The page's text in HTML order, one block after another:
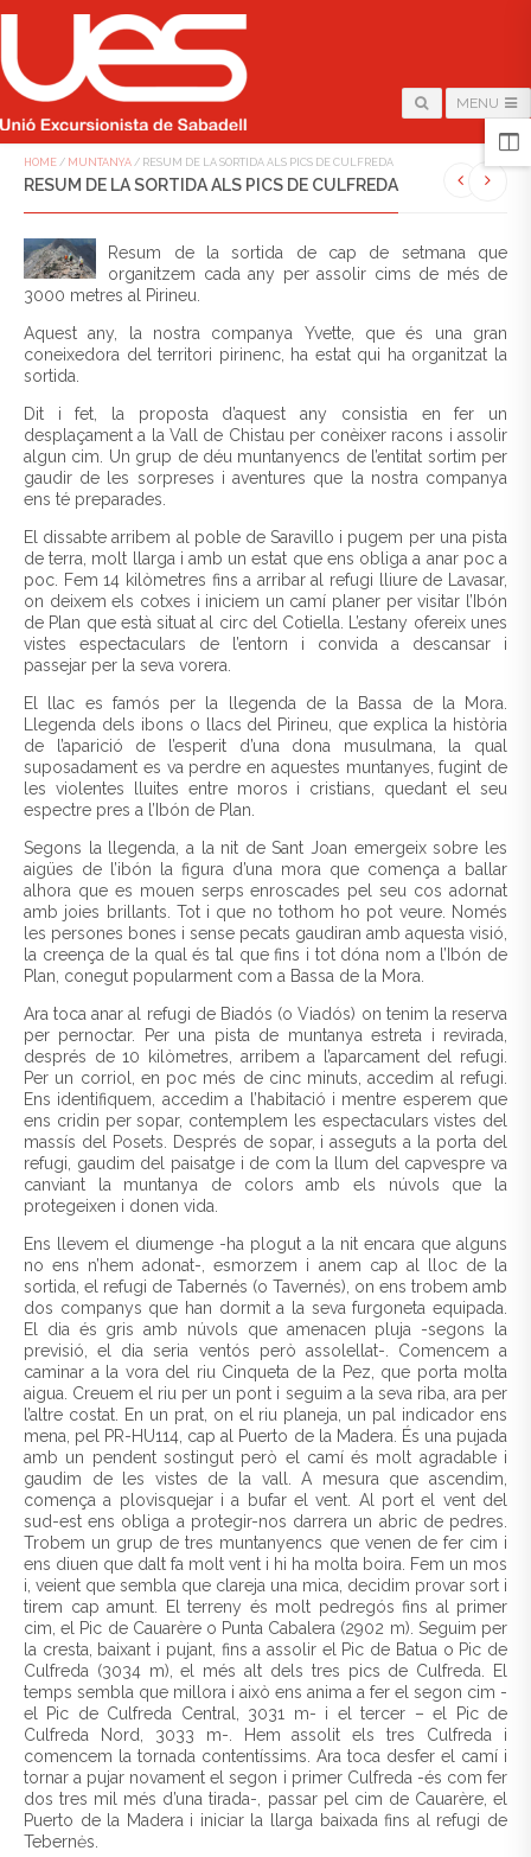
MENU
HOME / MUNTANYA / RESUM DE LA SORTIDA ALS PICS DE CULFREDA
RESUM DE LA SORTIDA ALS PICS DE CULFREDA
Resum de la sortida de cap de setmana que
organitzem cada any per assolir cims de més de
3000 metres al Pirineu.
Aquest any, la nostra companya Yvette, que és una gran
coneixedora del territori pirinenc, ha estat qui ha organitzat la
sortida.
Dit i fet, la proposta d’aquest any consistia en fer un
desplaçament a la Vall de Chistau per conèixer racons i assolir
algun cim. Un grup de déu muntanyencs de l’entitat sortim per
gaudir de les sorpreses i aventures que la nostra companya
ens té preparades.
El dissabte arribem al poble de Saravillo i pugem per una pista
de terra, molt llarga i amb un estat que ens obliga a anar poc a
poc. Fem 14 kilòmetres fins a arribar al refugi lliure de Lavasar,
on deixem els cotxes i iniciem un camí planer per visitar l’Ibón
de Plan que està situat al circ del Cotiella. L’estany ofereix unes
vistes espectaculars de l’entorn i convida a descansar i
passejar per la seva vorera.
El llac es famós per la llegenda de la Bassa de la Mora.
Llegenda dels ibons o llacs del Pirineu, que explica la història
de l’aparició de l’esperit d’una dona musulmana, la qual
suposadament es va perdre en aquestes muntanyes, fugint de
les violentes lluites entre moros i cristians, quedant el seu
espectre pres a l’Ibón de Plan.
Segons la llegenda, a la nit de Sant Joan emergeix sobre les
aigües de l’ibón la figura d’una mora que comença a ballar
alhora que es mouen serps enroscades pel seu cos adornat
amb joies brillants. Tot i que no tothom ho pot veure. Només
les persones bones i sense pecats gaudiran amb aquesta visió,
la creença de la qual és tal que fins i tot dóna nom a l’Ibón de
Plan, conegut popularment com a Bassa de la Mora.
Ara toca anar al refugi de Biadós (o Viadós) on tenim la reserva
per pernoctar. Per una pista de muntanya estreta i revirada,
després de 10 kilòmetres, arribem a l’aparcament del refugi.
Per un corriol, en poc més de cinc minuts, accedim al refugi.
Ens identifiquem, accedim a l’habitació i mentre esperem que
ens cridin per sopar, contemplem les espectaculars vistes del
massís del Posets. Després de sopar, i asseguts a la porta del
refugi, gaudim del paisatge i de com la llum del capvespre va
canviant la muntanya de colors amb els núvols que la
protegeixen i donen vida.
Ens llevem el diumenge -ha plogut a la nit encara que alguns
no ens n’hem adonat-, esmorzem i anem cap al lloc de la
sortida, el refugi de Tabernés (o Tavernés), on ens trobem amb
dos companys que han dormit a la seva furgoneta equipada.
El dia és gris amb núvols que amenacen pluja -segons la
previsió, el dia seria ventós però assolellat-. Comencem a
caminar a la vora del riu Cinqueta de la Pez, que porta molta
aigua. Creuem el riu per un pont i seguim a la seva riba, ara per
l’altre costat. En un prat, on el riu planeja, un pal indicador ens
mena, pel PR-HU114, cap al Puerto de la Madera. És una pujada
amb un pendent sostingut però el camí és molt agradable i
gaudim de les vistes de la vall. A mesura que ascendim,
comença a plovisquejar i a bufar el vent. Al port el vent del
sud-est ens obliga a protegir-nos darrera un abric de pedres.
Trobem un grup de tres muntanyencs que venen de fer cim i
ens diuen que dalt fa molt vent i hi ha molta boira. Fem un mos
i, veient que sembla que clareja una mica, decidim provar sort i
tirem cap amunt. El terreny és molt pedregós fins al primer
cim, el Pic de Cauarère o Punta Cabalera (2902 m). Seguim per
la cresta, baixant i pujant, fins a assolir el Pic de Batua o Pic de
Culfreda (3034 m), el més alt dels tres pics de Culfreda. El
temps sembla que millora i això ens anima a fer el segon cim -
el Pic de Culfreda Central, 3031 m- i el tercer – el Pic de
Culfreda Nord, 3033 m-. Hem assolit els tres Culfreda i
comencem la tornada contentíssims. Ara toca desfer el camí i
tornar a pujar novament el segon i primer Culfreda -és com fer
dos tres mil més d’una tirada-, passar pel cim de Cauarère, el
Puerto de la Madera i iniciar la llarga baixada fins al refugi de
Tebernės.